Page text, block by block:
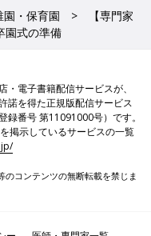
園・保育園
【専門家
園式の準備
・電子書籍配信サービスが、
諾を得た正規版配信サービス
録番号 第11091000号）です。
掲示しているサービスの一覧
コンテンツの無断転載を禁じま